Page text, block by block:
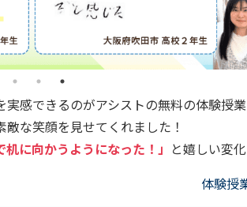
感できるのがアシストの無料の体験授業
な笑顔を見せてくれました！
に向かうようになった！」 と嬉しい変
体験授